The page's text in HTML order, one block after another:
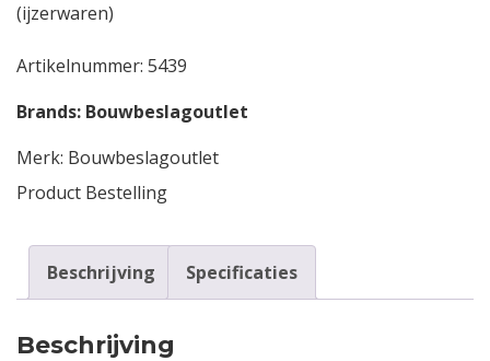
(ijzerwaren)
Artikelnummer: 5439
Brands: Bouwbeslagoutlet
Merk: Bouwbeslagoutlet
Product Bestelling
Beschrijving Specificaties
Beschrijving